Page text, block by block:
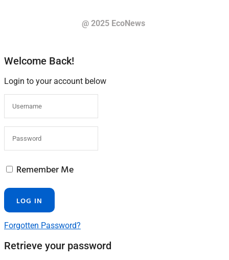
@ 2025 EcoNews
Welcome Back!
Login to your account below
Remember Me
Forgotten Password?
Retrieve your password